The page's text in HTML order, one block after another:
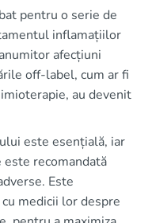
pentru o serie de
inflamațiilor
afecțiuni
off-label, cum ar fi
au devenit
este esențială, iar
recomandată
Este
medicii lor despre